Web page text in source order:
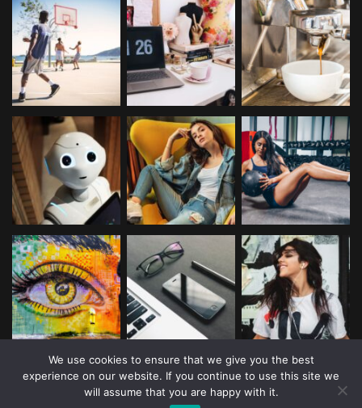
We use cookies to ensure that we give you the best
experience on our website. If you continue to use this site we
will assume that you are happy with it.